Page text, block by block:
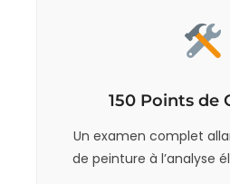
150 Points de
Un examen complet
de peinture à l’analyse